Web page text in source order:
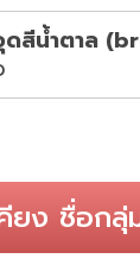
ดสีน้ำตาล
ยง ชื่อกลุ่